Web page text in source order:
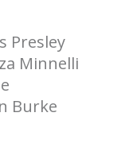
Presley
Minnelli
Burke